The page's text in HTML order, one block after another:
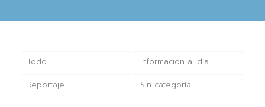
Todo Información al día
Reportaje Sin categoría